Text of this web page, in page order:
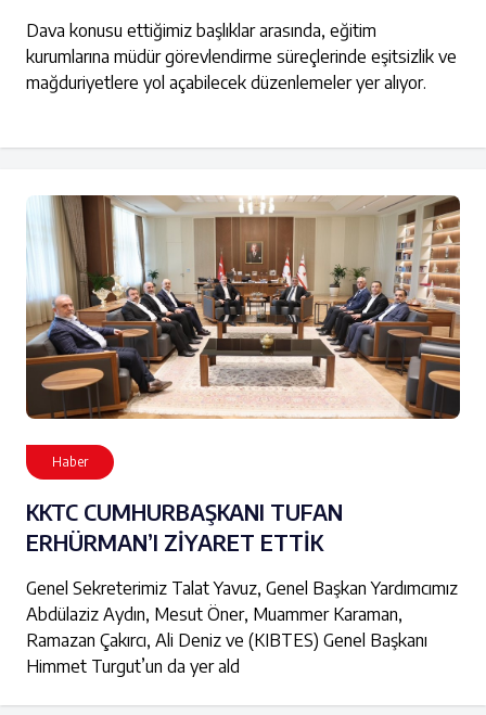
Dava konusu ettiğimiz başlıklar arasında, eğitim
kurumlarına müdür görevlendirme süreçlerinde eşitsizlik ve
mağduriyetlere yol açabilecek düzenlemeler yer alıyor.
Haber
KKTC CUMHURBAŞKANI TUFAN
ERHÜRMAN’I ZİYARET ETTİK
Genel Sekreterimiz Talat Yavuz, Genel Başkan Yardımcımız
Abdülaziz Aydın, Mesut Öner, Muammer Karaman,
Ramazan Çakırcı, Ali Deniz ve (KIBTES) Genel Başkanı
Himmet Turgut’un da yer ald